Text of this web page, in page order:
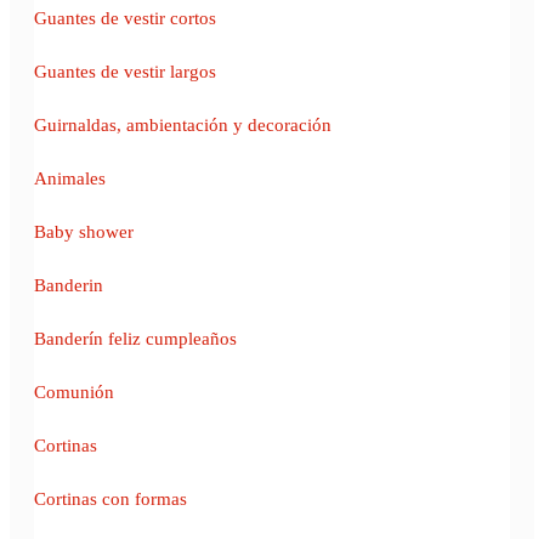
Guantes de vestir cortos
Guantes de vestir largos
Guirnaldas, ambientación y decoración
Animales
Baby shower
Banderin
Banderín feliz cumpleaños
Comunión
Cortinas
Cortinas con formas